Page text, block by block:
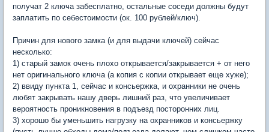
получат 2 ключа забесплатно, остальные соседи должны будут
заплатить по себестоимости (ок. 100 рублей/ключ).
Причин для нового замка (и для выдачи ключей) сейчас
несколько:
1) старый замок очень плохо открывается/закрывается + от него
нет оригинального ключа (а копия с копии открывает еще хуже);
2) ввиду пункта 1, сейчас и консьержка, и охранники не очень
любят закрывать нашу дверь лишний раз, что увеличивает
вероятность проникновения в подъезд посторонних лиц.
3) хорошо бы уменьшить нагрузку на охранников и консьержку